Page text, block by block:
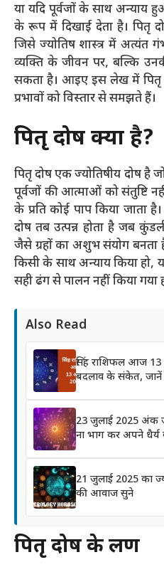
या यदि पूर्वजों के साथ अन्याय
के रूप में दिखाई देता है। पितृ
जिसे ज्योतिष शास्त्र में अत्यंत
व्यक्ति के जीवन पर, बल्कि
सकता है। आइए इस लेख में पितृ
प्रभावों को विस्तार से समझते हैं।
पितृ दोष क्या है?
पितृ दोष एक ज्योतिषीय दोष है
पूर्वजों की आत्माओं को संतुष्टि
के प्रति कोई पाप किया जाता
दोष तब उत्पन्न होता है जब
जैसे ग्रहों का अशुभ संयोग बनता
किसी के साथ अन्याय किया हो,
सही ढंग से पालन नहीं किया गया
Also Read
सिंह राशिफल आज 13
बदलाव के संकेत, जानें
23 जुलाई 2025 अंक
ना भाग कर अपने धैर्य
21 जुलाई 2025 का
की आवाज सुने
पितृ दोष के लक्षण